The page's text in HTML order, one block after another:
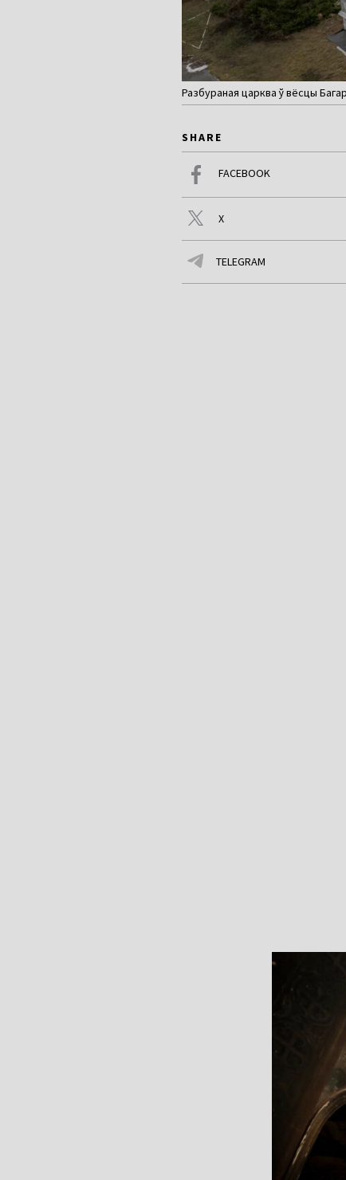
Разбураная царква ў вёсцы
SHARE
FACEBOOK
X
TELEGRAM